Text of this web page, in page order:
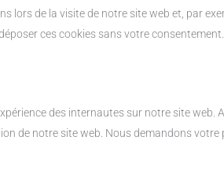
lors de la visite de notre site web et, par
ces cookies sans votre consentement.
des internautes sur notre site web.
de notre site web. Nous demandons votre